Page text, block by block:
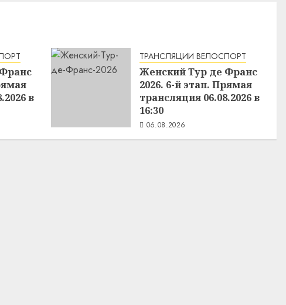
в
ТРАНСЛЯЦИИ ВЕЛОСПОРТ
Женский Тур де Франс
2026. 6-й этап. Прямая
трансляция 06.08.2026 в
16:30
06.08.2026